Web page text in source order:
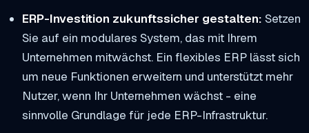
ERP-Investition zukunftssicher gestalten: Setzen
Sie auf ein modulares System, das mit Ihrem
Unternehmen mitwächst. Ein flexibles ERP lässt sich
um neue Funktionen erweitern und unterstützt mehr
Nutzer, wenn Ihr Unternehmen wächst - eine
sinnvolle Grundlage für jede ERP-Infrastruktur.